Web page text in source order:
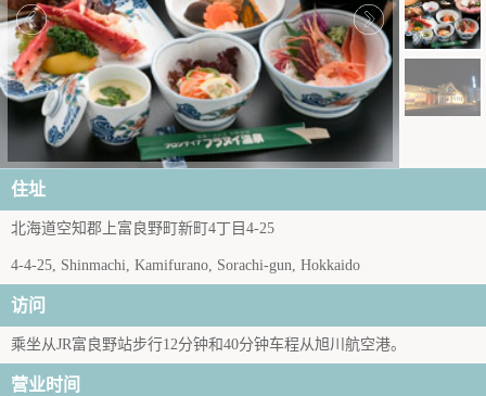
住址
北海道空知郡上富良野町新町4丁目4-25
4-4-25, Shinmachi, Kamifurano, Sorachi-gun, Hokkaido
访问
乘坐从JR富良野站步行12分钟和40分钟车程从旭川航空港。
营业时间